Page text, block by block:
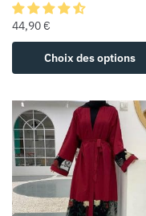
44,90€
Choix des options